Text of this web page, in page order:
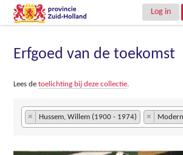
Log in
Erfgoed van de toekomst
Lees detoelichting bij deze collectie.
× Hussem, Willem (1900 - 1974) ×